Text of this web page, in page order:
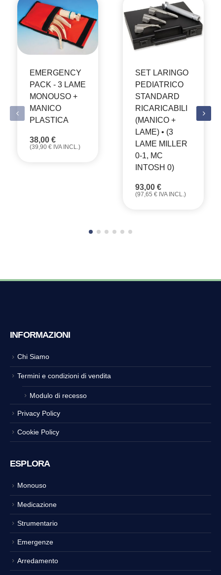
EMERGENCY
PACK - 3 LAME
MONOUSO +
MANICO
PLASTICA
38,00 €
(39,90 € IVA INCL.)
SET LARINGO
PEDIATRICO
STANDARD
RICARICABILI
(MANICO +
LAME) • (3
LAME MILLER
0-1, MC
INTOSH 0)
93,00 €
(97,65 € IVA INCL.)
INFORMAZIONI
Chi Siamo
Termini e condizioni di vendita
Modulo di recesso
Privacy Policy
Cookie Policy
ESPLORA
Monouso
Medicazione
Strumentario
Emergenze
Arredamento